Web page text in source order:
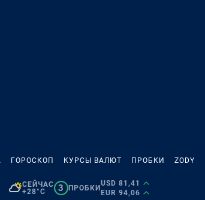
ГОРОСКОП КУРСЫ ВАЛЮТ ПРОБКИ ZODY
СЕЙЧАС
+28°C
3 ПРОБКИ
USD 81,41
EUR 94,06